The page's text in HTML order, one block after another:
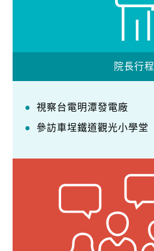
院長行程
視察台電明潭發電廠
參訪車埕鐵道觀光小學堂